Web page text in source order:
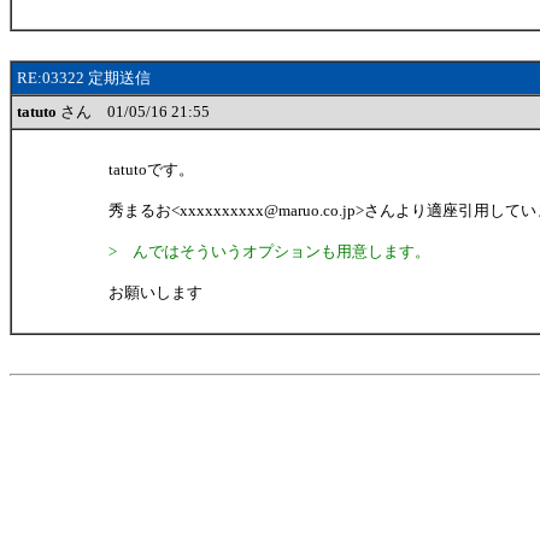
RE:03322 定期送信
tatuto さん 01/05/16 21:55
tatutoです。
秀まるお<xxxxxxxxxx@maruo.co.jp>さんより適座引用して
> んではそういうオプションも用意します。
お願いします